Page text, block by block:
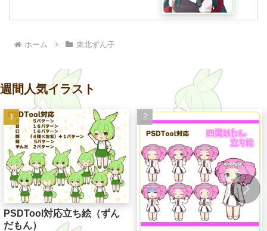
ホーム 東北ずん子
週間人気イラスト
PSDTool対応立ち絵（ずん
だもん）